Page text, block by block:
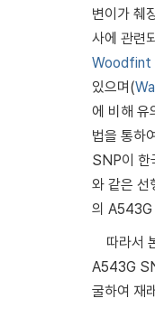
변이가 췌
사에 관련
Woodfint
있으며(
에 비해 유
법을 통하
SNP이 한
와 같은 선
의 A543G
따라서
A543G
굴하여 재